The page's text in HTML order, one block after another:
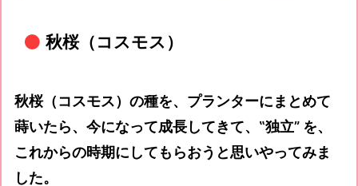
秋桜（コスモス）
秋桜（コスモス）の種を、プランターにまとめて
蒔いたら、今になって成長してきて、‟独立” を、
これからの時期にしてもらおうと思いやってみま
した。